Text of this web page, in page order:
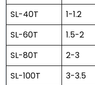
SL-40T
1-1.2
SL-60T
1.5-2
SL-80T
2-3
SL-100T
3-3.5